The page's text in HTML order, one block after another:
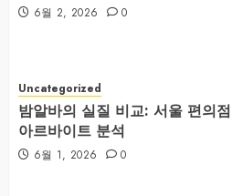
6월 2, 2026 0
Uncategorized
밤알바의 실질 비교: 서울 편의
아르바이트 분석
6월 1, 2026 0